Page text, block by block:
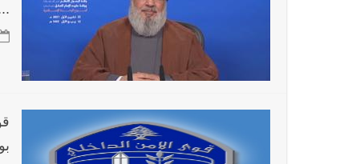
أخبار صيدا بلدية صيدا تهنئ نادي الأهلي صيدا